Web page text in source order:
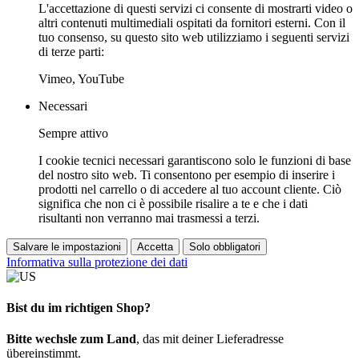
L'accettazione di questi servizi ci consente di mostrarti video o
altri contenuti multimediali ospitati da fornitori esterni. Con il
tuo consenso, su questo sito web utilizziamo i seguenti servizi
di terze parti:
Vimeo, YouTube
Necessari
Sempre attivo
I cookie tecnici necessari garantiscono solo le funzioni di base
del nostro sito web. Ti consentono per esempio di inserire i
prodotti nel carrello o di accedere al tuo account cliente. Ciò
significa che non ci è possibile risalire a te e che i dati
risultanti non verranno mai trasmessi a terzi.
Salvare le impostazioni Accetta Solo obbligatori
Informativa sulla protezione dei dati
Bist du im richtigen Shop?
Bitte wechsle zum Land, das mit deiner Lieferadresse
übereinstimmt.